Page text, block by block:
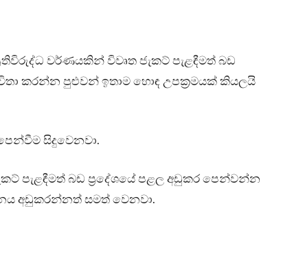
වර්ණයකින් විවෘත ජැකට් පැළඳීමත් බඩ
කරන්න පුළුවන් ඉතාම හොඳ උපක්‍රමයක් කියලයි
සිදුවෙනවා.
පැළඳීමත් බඩ ප්‍රදේශයේ පළල අඩුකර පෙන්වන්න
අඩුකරන්නත් සමත් වෙනවා.